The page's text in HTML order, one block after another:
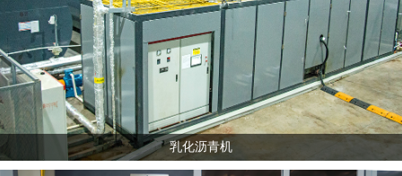
乳化沥青机